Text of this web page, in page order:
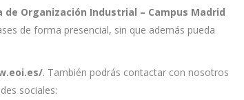
de Organización Industrial – Campus Madrid
de forma presencial, sin que además pueda
. También podrás contactar con nosotros
sociales: